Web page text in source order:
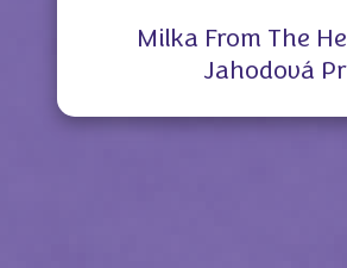
Milka From The
Jahodová